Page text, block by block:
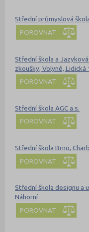
Střední průmyslová
POROVNAT
Střední škola a
zkoušky, Volyně, Lidická
POROVNAT
Střední škola AGC a.s.
POROVNAT
Střední škola Brno,
POROVNAT
Střední škola designu a
Náhorní
POROVNAT